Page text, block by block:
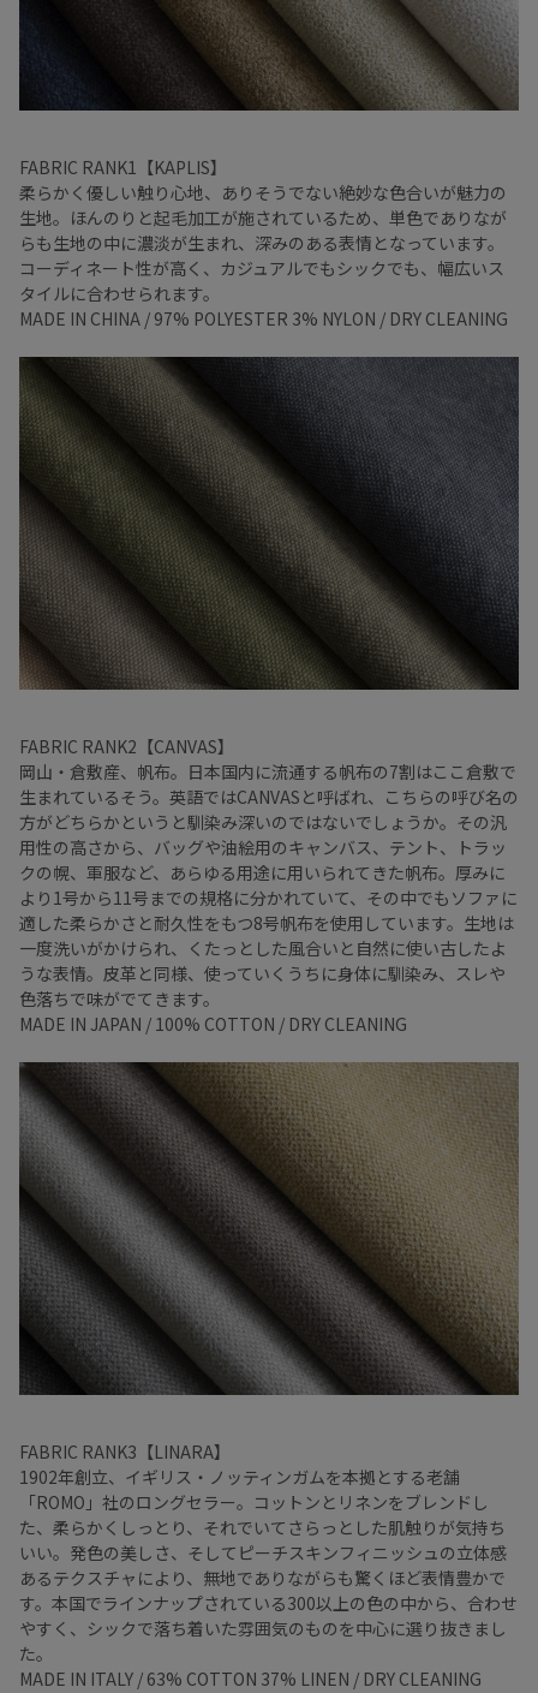
FABRIC RANK1【KAPLIS】
柔らかく優しい触り心地、ありそうでない絶妙な色合いが魅力の
生地。ほんのりと起毛加工が施されているため、単色でありなが
らも生地の中に濃淡が生まれ、深みのある表情となっています。
コーディネート性が高く、カジュアルでもシックでも、幅広いス
タイルに合わせられます。
MADE IN CHINA / 97% POLYESTER 3% NYLON / DRY CLEANING
FABRIC RANK2【CANVAS】
岡山・倉敷産、帆布。日本国内に流通する帆布の7割はここ倉敷で
生まれているそう。英語ではCANVASと呼ばれ、こちらの呼び名の
方がどちらかというと馴染み深いのではないでしょうか。その汎
用性の高さから、バッグや油絵用のキャンバス、テント、トラッ
クの幌、軍服など、あらゆる用途に用いられてきた帆布。厚みに
より1号から11号までの規格に分かれていて、その中でもソファに
適した柔らかさと耐久性をもつ8号帆布を使用しています。生地は
一度洗いがかけられ、くたっとした風合いと自然に使い古したよ
うな表情。皮革と同様、使っていくうちに身体に馴染み、スレや
色落ちで味がでてきます。
MADE IN JAPAN / 100% COTTON / DRY CLEANING
FABRIC RANK3【LINARA】
1902年創立、イギリス・ノッティンガムを本拠とする老舗
「ROMO」社のロングセラー。コットンとリネンをブレンドし
た、柔らかくしっとり、それでいてさらっとした肌触りが気持ち
いい。発色の美しさ、そしてピーチスキンフィニッシュの立体感
あるテクスチャにより、無地でありながらも驚くほど表情豊かで
す。本国でラインナップされている300以上の色の中から、合わせ
やすく、シックで落ち着いた雰囲気のものを中心に選り抜きまし
た。
MADE IN ITALY / 63% COTTON 37% LINEN / DRY CLEANING